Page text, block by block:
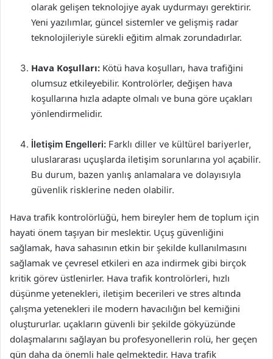
olarak gelişen teknolojiye ayak uydurmayı gerektirir.
Yeni yazılımlar, güncel sistemler ve gelişmiş radar
teknolojileriyle sürekli eğitim almak zorundadırlar.
Hava Koşulları: Kötü hava koşulları, hava trafiğini
olumsuz etkileyebilir. Kontrolörler, değişen hava
koşullarına hızla adapte olmalı ve buna göre uçakları
yönlendirmelidir.
İletişim Engelleri: Farklı diller ve kültürel bariyerler,
uluslararası uçuşlarda iletişim sorunlarına yol açabilir.
Bu durum, bazen yanlış anlamalara ve dolayısıyla
güvenlik risklerine neden olabilir.
Hava trafik kontrolörlüğü, hem bireyler hem de toplum için
hayati önem taşıyan bir meslektir. Uçuş güvenliğini
sağlamak, hava sahasının etkin bir şekilde kullanılmasını
sağlamak ve çevresel etkileri en aza indirmek gibi birçok
kritik görev üstlenirler. Hava trafik kontrolörleri, hızlı
düşünme yetenekleri, iletişim becerileri ve stres altında
çalışma yetenekleri ile modern havacılığın bel kemiğini
oluştururlar. uçakların güvenli bir şekilde gökyüzünde
dolaşmalarını sağlayan bu profesyonellerin rolü, her geçen
gün daha da önemli hale gelmektedir. Hava trafik